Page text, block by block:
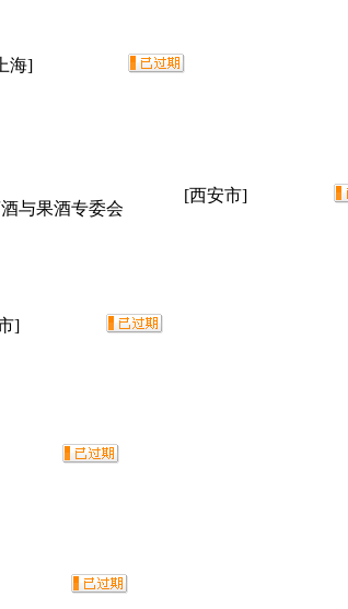
海]
与果酒专委会
[西安市]
]